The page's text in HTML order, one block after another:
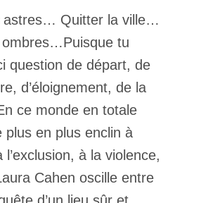
Quitter la ville…
tu
question de départ, de
d’éloignement, de la
ce monde en totale
plus en plus enclin à
l’exclusion, à la violence,
Cahen oscille entre